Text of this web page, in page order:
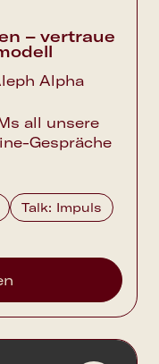
– vertraue
Alpha
all unsere
Gespräche
Talk: Impuls